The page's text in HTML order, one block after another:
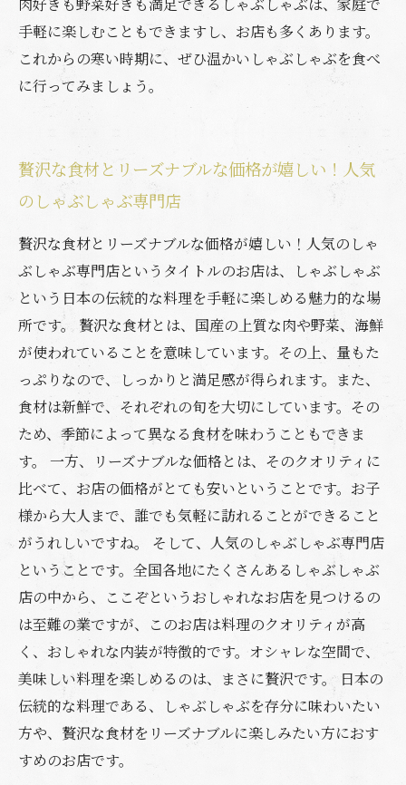
手軽に楽しむこともできますし、お店も多くあります。
これからの寒い時期に、ぜひ温かいしゃぶしゃぶを食べ
に行ってみましょう。
贅沢な食材とリーズナブルな価格が嬉しい！人気
のしゃぶしゃぶ専門店
贅沢な食材とリーズナブルな価格が嬉しい！人気のしゃ
ぶしゃぶ専門店というタイトルのお店は、しゃぶしゃぶ
という日本の伝統的な料理を手軽に楽しめる魅力的な場
所です。 贅沢な食材とは、国産の上質な肉や野菜、海鮮
が使われていることを意味しています。その上、量もた
っぷりなので、しっかりと満足感が得られます。また、
食材は新鮮で、それぞれの旬を大切にしています。その
ため、季節によって異なる食材を味わうこともできま
す。 一方、リーズナブルな価格とは、そのクオリティに
比べて、お店の価格がとても安いということです。お子
様から大人まで、誰でも気軽に訪れることができること
がうれしいですね。 そして、人気のしゃぶしゃぶ専門店
ということです。全国各地にたくさんあるしゃぶしゃぶ
店の中から、ここぞというおしゃれなお店を見つけるの
は至難の業ですが、このお店は料理のクオリティが高
く、おしゃれな内装が特徴的です。オシャレな空間で、
美味しい料理を楽しめるのは、まさに贅沢です。 日本の
伝統的な料理である、しゃぶしゃぶを存分に味わいたい
方や、贅沢な食材をリーズナブルに楽しみたい方におす
すめのお店です。